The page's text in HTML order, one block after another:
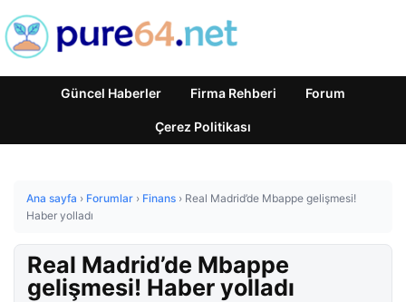
Güncel Haberler Firma Rehberi Forum
Çerez Politikası
Ana sayfa › Forumlar › Finans › Real Madrid’de Mbappe gelişmesi!
Haber yolladı
Real Madrid’de Mbappe
gelişmesi! Haber yolladı